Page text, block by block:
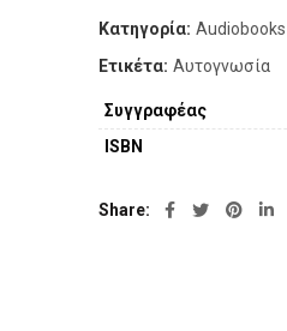
Κατηγορία: Audiobooks
Ετικέτα: Αυτογνωσία
Συγγραφέας
ISBN
Share